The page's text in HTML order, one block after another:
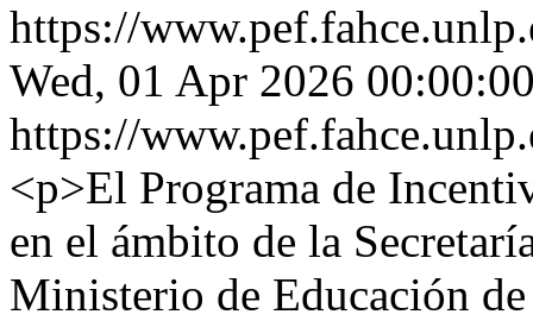
https://
Wed, 01 Apr 2026
https://
<p>El Programa de
en el ámbito de la
Ministerio de Educación